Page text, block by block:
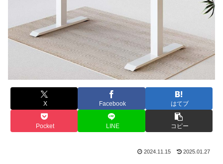
X Facebook はてブ
Pocket LINE コピー
2024.11.15 2025.01.27